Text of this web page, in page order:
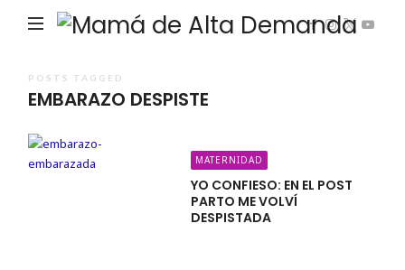
POSTS TAGGED
EMBARAZO DESPISTE
MATERNIDAD
YO CONFIESO: EN EL POST
PARTO ME VOLVÍ
DESPISTADA